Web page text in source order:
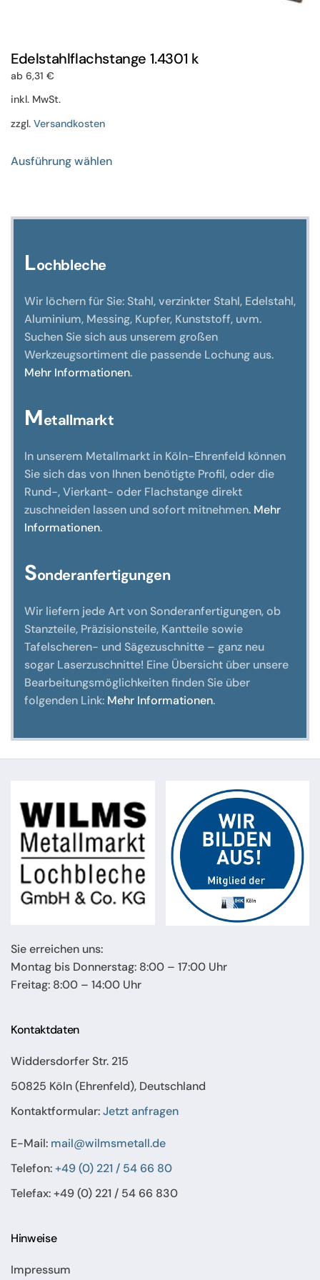
Edelstahlflachstange 1.4301 k
ab 6,31 €
inkl. MwSt.
zzgl. Versandkosten
Ausführung wählenProdukt
Varianten
auf
der
Produktseite
gewählt
werden
Lochbleche
Wir löchern für Sie: Stahl, verzinkter Stahl, Edelstahl,
Aluminium, Messing, Kupfer, Kunststoff, uvm.
Suchen Sie sich aus unserem großen
Werkzeugsortiment die passende Lochung aus.
Mehr Informationen.
Metallmarkt
In unserem Metallmarkt in Köln-Ehrenfeld können
Sie sich das von Ihnen benötigte Profil, oder die
Rund-, Vierkant- oder Flachstange direkt
zuschneiden lassen und sofort mitnehmen. Mehr
Informationen.
Sonderanfertigungen
Wir liefern jede Art von Sonderanfertigungen, ob
Stanzteile, Präzisionsteile, Kantteile sowie
Tafelscheren- und Sägezuschnitte – ganz neu
sogar Laserzuschnitte! Eine Übersicht über unsere
Bearbeitungsmöglichkeiten finden Sie über
folgenden Link: Mehr Informationen.
Sie erreichen uns:
Montag bis Donnerstag: 8:00 – 17:00 Uhr
Freitag: 8:00 – 14:00 Uhr
Kontaktdaten
Widdersdorfer Str. 215
50825 Köln (Ehrenfeld), Deutschland
Kontaktformular:Jetzt anfragen
E-Mail: mail@wilmsmetall.de
Telefon:+49 (0) 221 / 54 66 80
Telefax: +49 (0) 221 / 54 66 830
Hinweise
Impressum